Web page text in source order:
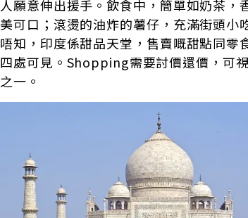
人願意伸出援手。飲食中，簡單如奶茶，
美可口；滾燙的油炸的薯仔，充滿街頭小
唔知，印度係甜品天堂，售賣嘅甜點同零
四處可見。Shopping需要討價還價，可
之一。